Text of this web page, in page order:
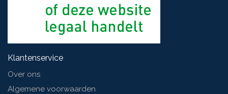
Klantenservice
Over ons
Algemene voorwaarden